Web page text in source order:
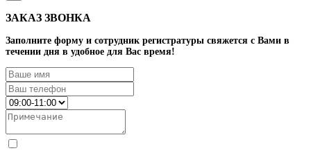
ЗАКАЗ ЗВОНКА
Заполните форму и сотрудник регистратуры свяжется с Вами в
течении дня в удобное для Вас время!